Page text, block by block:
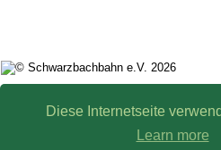
Diese Internetseite
Learn more